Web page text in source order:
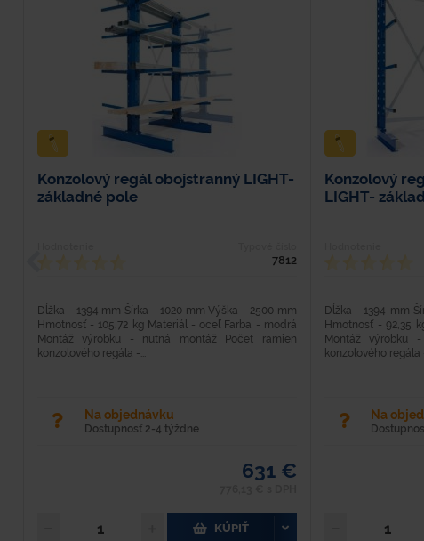
Konzolový regál obojstranný LIGHT-
základné pole
7812
Dĺžka - 1394 mm Šírka - 1020 mm Výška - 2500 mm
Hmotnosť - 105,72 kg Materiál - oceľ Farba - modrá
Montáž výrobku - nutná montáž Počet ramien
konzolového regála -...
Na objednávku
Dostupnosť 2-4 týždne
631 €
KÚPIŤ
Konzolový
LIGHT-
Dĺžka - 1394 mm
Hmotnosť - 92,35
Montáž výrobku
konzolového regála
Na